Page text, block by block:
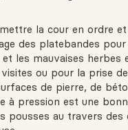
la cour en ordre
des platebandes
les mauvaises herbes
ou pour la prise
de pierre, de
à pression est une
pousses au travers des